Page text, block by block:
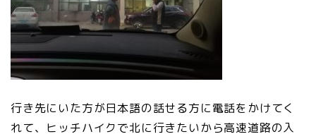
行き先にいた方が日本語の話せる方に電話をかけてく
れて、ヒッチハイクで北に行きたいから高速道路の入